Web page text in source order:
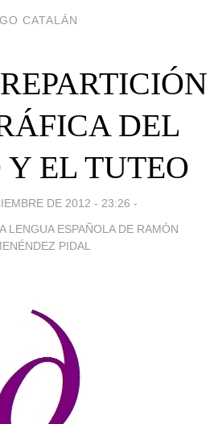
CATALÁN
DEL
Y EL TUTEO
DE 2012 - 23:26 -
LENGUA ESPAÑOLA DE RAMÓN
PIDAL